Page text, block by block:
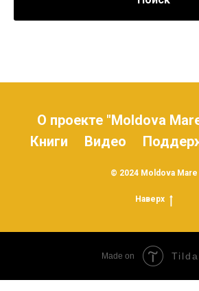
О проекте "Moldova
Книги
Видео
© 2024 Moldova Mare
Наверх
Made on Tilda